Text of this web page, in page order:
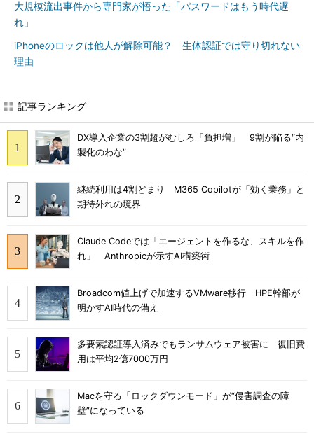
大規模流出事件から専門家が悟った「パスワードはもう時代遅
れ」
iPhoneのロックは他人が解除可能？ 生体認証では守り切れない
理由
記事ランキング
DX導入企業の3割超がむしろ「負担増」 9割が陥る“内
製化のわな”
継続利用は4割どまり M365 Copilotが「効く業務」と
期待外れの境界
Claude Codeでは「エージェントを作るな、スキルを作
れ」 Anthropicが示すAI構築術
Broadcom値上げで加速するVMware移行 HPE幹部が
明かすAI時代の備え
多要素認証導入済みでもランサムウェア被害に 復旧費
用は平均2億7000万円
Macを守る「ロックダウンモード」が“侵害調査の障
壁”になっている